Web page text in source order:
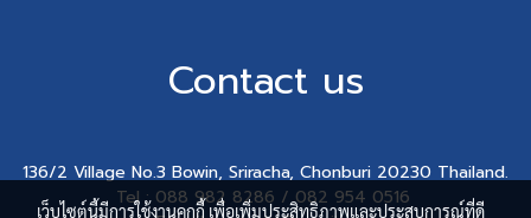
Contact us
136/2 Village No.3 Bowin, Sriracha, Chonburi 20230 Thailand.
Tel : 088 982 8286 / 082 954 0516
เว็บไซต์นี้มีการใช้งานคุกกี้ เพื่อเพิ่มประสิทธิภาพและประสบการณ์ที่ดี